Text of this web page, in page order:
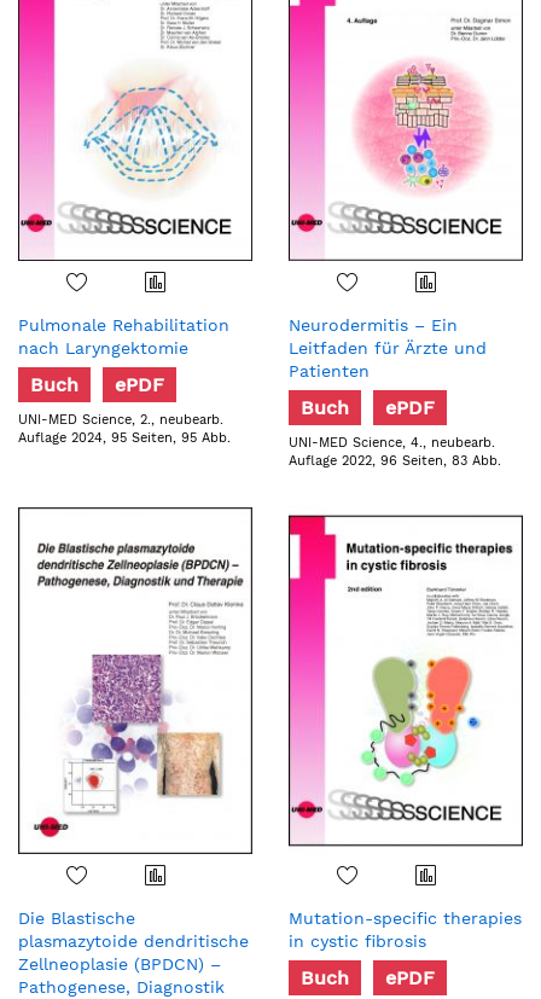
Pulmonale Rehabilitation
nach Laryngektomie
Buch ePDF
UNI-MED Science, 2., neubearb.
Auflage 2024, 95 Seiten, 95 Abb.
Neurodermitis – Ein
Leitfaden für Ärzte und
Patienten
Buch ePDF
UNI-MED Science, 4., neubearb.
Auflage 2022, 96 Seiten, 83 Abb.
Die Blastische
plasmazytoide dendritische
Zellneoplasie (BPDCN) –
Pathogenese, Diagnostik
Mutation-specific therapies
in cystic fibrosis
Buch ePDF